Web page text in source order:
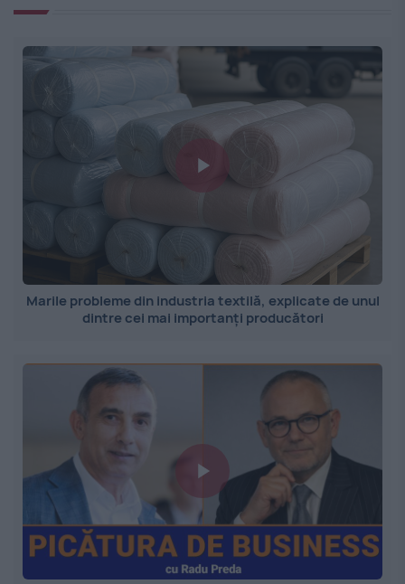
Marile probleme din industria textilă, explicate de unul
dintre cei mai importanți producători